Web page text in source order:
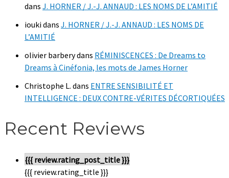
dans J. HORNER / J.-J. ANNAUD : LES NOMS DE L’AMITIÉ
ioukidans J. HORNER / J.-J. ANNAUD : LES NOMS DE
L’AMITIÉ
olivier barberydans RÉMINISCENCES : De Dreams to
Dreams à Cinéfonia, les mots de James Horner
Christophe L. dans ENTRE SENSIBILITÉ ET
INTELLIGENCE : DEUX CONTRE-VÉRITES DÉCORTIQUÉES
Recent Reviews
{{{ review.rating_post_title }}}
{{{ review.rating_title }}}